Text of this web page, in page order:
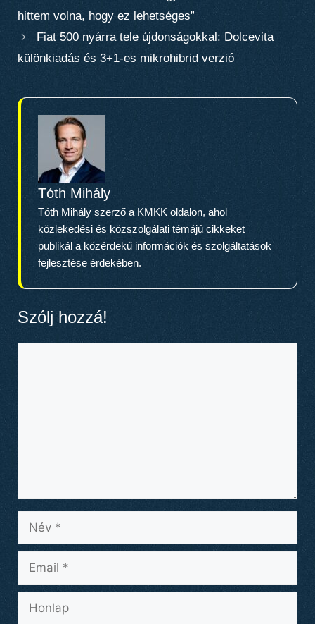
hittem volna, hogy ez lehetséges”
Fiat 500 nyárra tele újdonságokkal: Dolcevita
különkiadás és 3+1-es mikrohibrid verzió
Tóth Mihály
Tóth Mihály szerző a KMKK oldalon, ahol
közlekedési és közszolgálati témájú cikkeket
publikál a közérdekű információk és szolgáltatások
fejlesztése érdekében.
Szólj hozzá!
Név
Email
Honlap